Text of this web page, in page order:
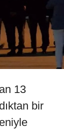
13
bir